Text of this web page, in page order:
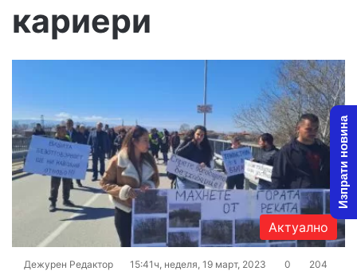
кариери
Актуално
Дежурен Редактор 15:41ч, неделя, 19 март, 2023 0 204
Изпрати новина